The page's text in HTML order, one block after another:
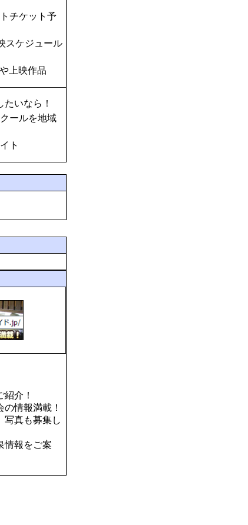
チケット予
スケジュール
上映作品
いなら！
ールを地域
ト
介！
情報満載！
写真も募集し
情報をご案